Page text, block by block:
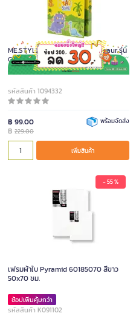
ME.STYLE ชุดสมุดระบายสี Dinosaur รุ่น
GN-DB01-2
รหัสสินค้า 1094332
฿ 99.00
฿ 229.00
พร้อมจัดส่ง
เพิ่มสินค้า
- 55 %
เฟรมผ้าใบ Pyramid 60185070 สีขาว
50x70 ซม.
ช้อปเพิ่มคุ้มกว่า
รหัสสินค้า K091102